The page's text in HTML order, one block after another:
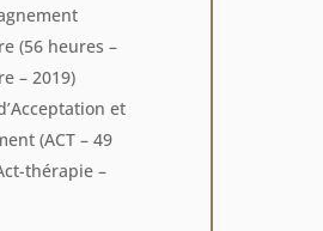
(56 heures –
– 2019)
et
(ACT – 49
thérapie –